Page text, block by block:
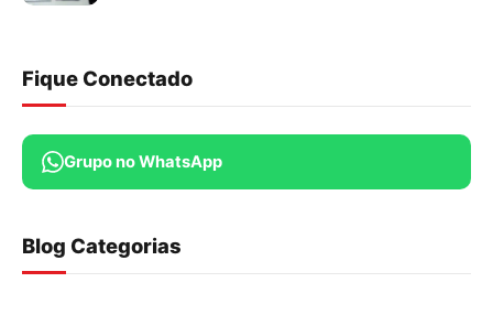
Fique Conectado
Grupo no WhatsApp
Blog Categorias